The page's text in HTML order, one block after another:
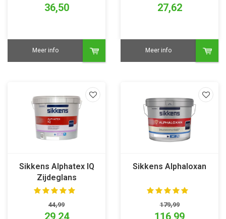
36,50
Meer info
27,62
Meer info
Sikkens Alphatex IQ
Zijdeglans
44,99
Sikkens Alphaloxan
179,99